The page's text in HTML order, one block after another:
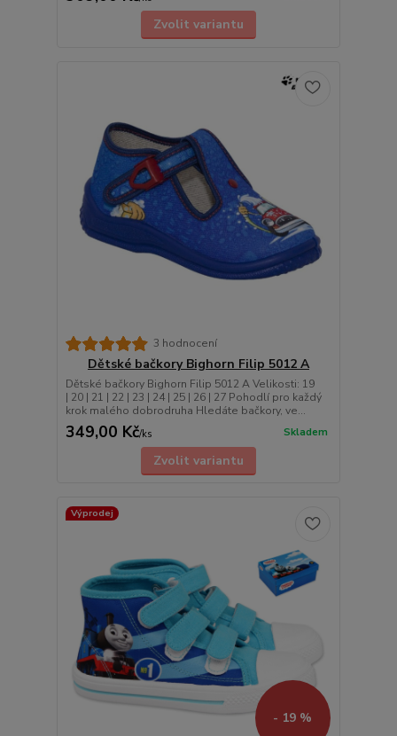
Zvolit variantu
3 hodnocení
Dětské bačkory Bighorn Filip 5012 A
Dětské bačkory Bighorn Filip 5012 A Velikosti: 19
| 20 | 21 | 22 | 23 | 24 | 25 | 26 | 27 Pohodlí pro každý
krok malého dobrodruha Hledáte bačkory, ve...
349,00 Kč/ks Skladem
Zvolit variantu
Výprodej
- 19 %